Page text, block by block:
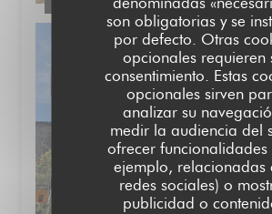
son obligatorias y se
por defecto. Otras
opcionales requieren
consentimiento. Estas
opcionales sirven
analizar su
medir la audiencia del
ofrecer funcionalidades
ejemplo, relacionadas
redes sociales) o
publicidad o